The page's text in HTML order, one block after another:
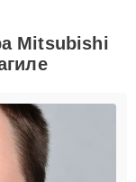
Mitsubishi